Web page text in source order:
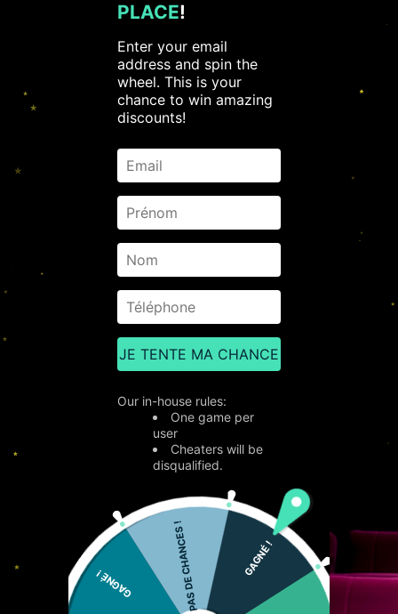
GAGNÉ !
GAGNÉ ! PAS DE CHANCES !
PLACE!
Enter your email
address and spin the
wheel. This is your
chance to win amazing
discounts!
JE TENTE MA CHANCE
Our in-house rules:
One game per
user
Cheaters will be
disqualified.